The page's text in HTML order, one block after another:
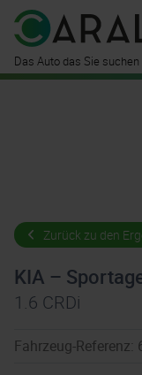
Das Auto das Sie suchen
Zurück zu den
KIA –
1.6 CRDi
Fahrzeug-Referenz: